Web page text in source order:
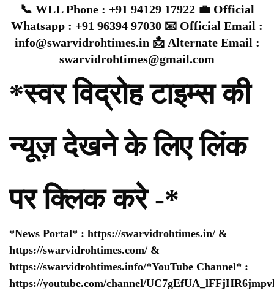
📞 WLL Phone : +91 94129 17922 💼 Official
Whatsapp : +91 96394 97030 📧 Official Email :
info@swarvidrohtimes.in 📩 Alternate Email :
swarvidrohtimes@gmail.com
*स्वर विद्रोह टाइम्स की
न्यूज़ देखने के लिए लिंक
पर क्लिक करे -*
*News Portal* : https://swarvidrohtimes.in/ &
https://swarvidrohtimes.com/ &
https://swarvidrohtimes.info/*YouTube Channel* :
https://youtube.com/channel/